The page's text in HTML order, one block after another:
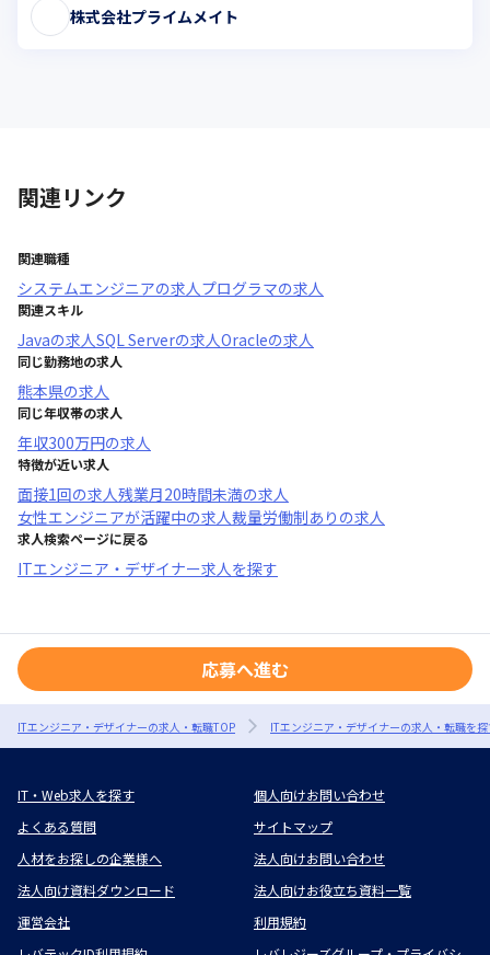
株式会社プライムメイト
関連リンク
関連職種
システムエンジニアの求人プログラマの求人
関連スキル
Javaの求人SQL Serverの求人Oracleの求人
同じ勤務地の求人
熊本県の求人
同じ年収帯の求人
年収300万円の求人
特徴が近い求人
面接1回の求人残業月20時間未満の求人
女性エンジニアが活躍中の求人裁量労働制あり の求人
求人検索ページに戻る
ITエンジニア・デザイナー求人を探す
応募へ進む
ITエンジニア・デザイナーの求人・転職TOP ITエンジニア・デザイナーの求人・転職を
IT・Web求人を探す
個人向けお問い合わせ
よくある質問
サイトマップ
人材をお探しの企業様へ
法人向けお問い合わせ
法人向け資料ダウンロード
法人向けお役立ち資料一覧
運営会社
利用規約